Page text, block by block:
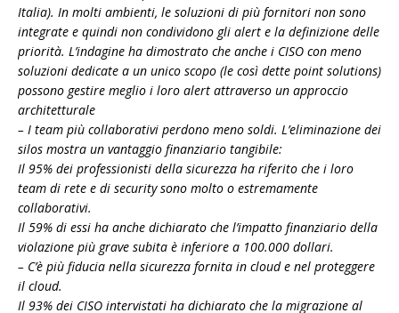
Italia). In molti ambienti, le soluzioni di più fornitori non sono
integrate e quindi non condividono gli alert e la definizione delle
priorità. L’indagine ha dimostrato che anche i CISO con meno
soluzioni dedicate a un unico scopo (le così dette point solutions)
possono gestire meglio i loro alert attraverso un approccio
architetturale
– I team più collaborativi perdono meno soldi. L’eliminazione dei
silos mostra un vantaggio finanziario tangibile:
Il 95% dei professionisti della sicurezza ha riferito che i loro
team di rete e di security sono molto o estremamente
collaborativi.
Il 59% di essi ha anche dichiarato che l’impatto finanziario della
violazione più grave subita è inferiore a 100.000 dollari.
– C’è più fiducia nella sicurezza fornita in cloud e nel proteggere
il cloud.
Il 93% dei CISO intervistati ha dichiarato che la migrazione al